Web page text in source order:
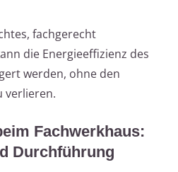
fachgerecht
die Energieeffizienz des
werden, ohne den
verlieren.
Fachwerkhaus:
Durchführung